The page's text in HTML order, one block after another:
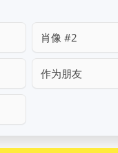
肖像 #2
作为朋友